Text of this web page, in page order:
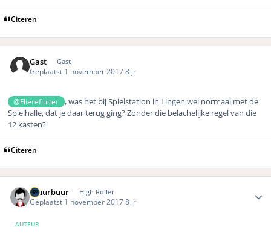
Citeren
Gast Gast
Geplaatst 1 november 20178 jr
@Flierefluiter
, was het bij Spielstation in Lingen wel normaal met de
Spielhalle, dat je daar terug ging? Zonder die belachelijke regel van die
12 kasten?
Citeren
Gluurbuur High Roller
Geplaatst 1 november 20178 jr
AUTEUR